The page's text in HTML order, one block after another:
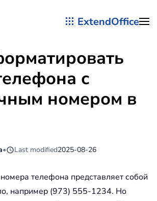
ExtendOffice
с
номером в
• Last modified2025-08-26
телефона представляет собой
например (973) 555-1234. Но